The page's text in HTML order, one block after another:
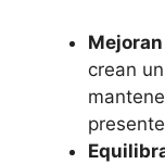
crean